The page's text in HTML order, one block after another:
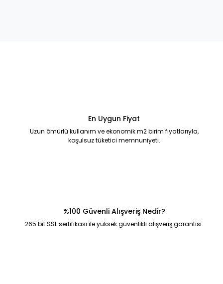
En Uygun Fiyat
Uzun ömürlü kullanım ve ekonomik m2 birim fiyatlarıyla,
koşulsuz tüketici memnuniyeti.
%100 Güvenli Alışveriş Nedir?
265 bit SSL sertifikası ile yüksek güvenlikli alışveriş garantisi.